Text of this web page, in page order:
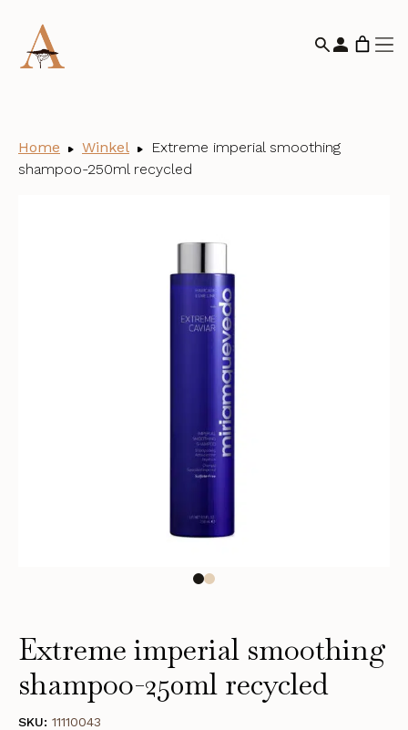
Home Winkel
Extreme imperial smoothing
shampoo-250ml recycled
Extreme imperial smoothing
shampoo-250ml recycled
SKU: 11110043